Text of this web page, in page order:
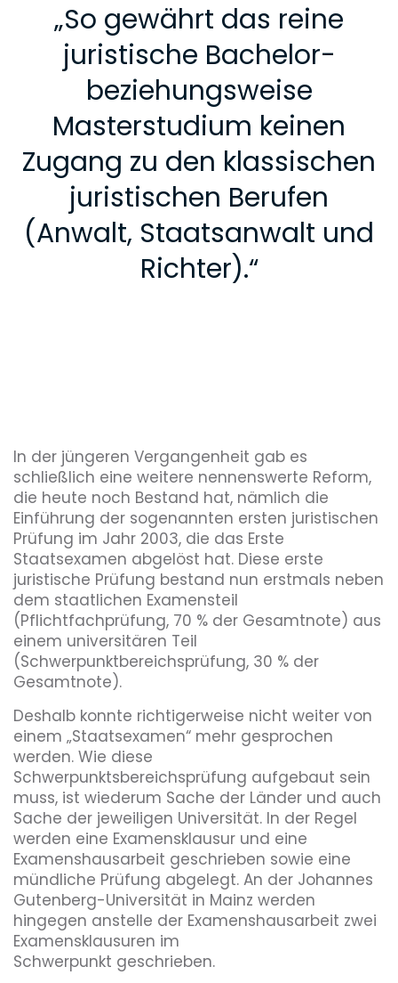
„So gewährt das reine
juristische Bachelor-
beziehungsweise
Masterstudium keinen
Zugang zu den klassischen
juristischen Berufen
(Anwalt, Staatsanwalt und
Richter).“
In der jüngeren Vergangenheit gab es
schließlich eine weitere nennenswerte Reform,
die heute noch Bestand hat, nämlich die
Einführung der sogenannten ersten juristischen
Prüfung im Jahr 2003, die das Erste
Staatsexamen abgelöst hat. Diese erste
juristische Prüfung bestand nun erstmals neben
dem staatlichen Examensteil
(Pflichtfachprüfung, 70 % der Gesamtnote) aus
einem universitären Teil
(Schwerpunktbereichsprüfung, 30 % der
Gesamtnote).
Deshalb konnte richtigerweise nicht weiter von
einem „Staatsexamen“ mehr gesprochen
werden. Wie diese
Schwerpunktsbereichsprüfung aufgebaut sein
muss, ist wiederum Sache der Länder und auch
Sache der jeweiligen Universität. In der Regel
werden eine Examensklausur und eine
Examenshausarbeit geschrieben sowie eine
mündliche Prüfung abgelegt. An der Johannes
Gutenberg-Universität in Mainz werden
hingegen anstelle der Examenshausarbeit zwei
Examensklausuren im
Schwerpunkt geschrieben.